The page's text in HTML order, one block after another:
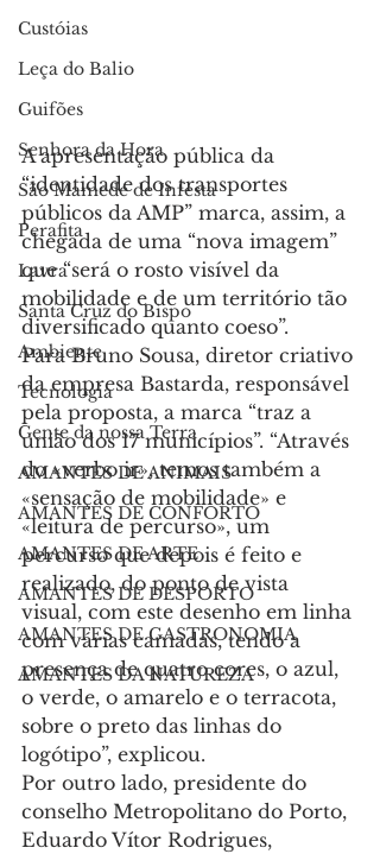
Custóias
Leça do Balio
Guifões
Senhora da Hora
São Mamede de Infesta
Perafita
Lavra
Santa Cruz do Bispo
Ambiente
Tecnologia
Gente da nossa Terra
AMANTES DE ANIMAIS
AMANTES DE CONFORTO
AMANTES DE ARTE
AMANTES DE DESPORTO
AMANTES DE GASTRONOMIA
AMANTES DA NATUREZA
A apresentação pública da
“identidade dos transportes
públicos da AMP” marca, assim, a
chegada de uma “nova imagem”
que “será o rosto visível da
mobilidade e de um território tão
diversificado quanto coeso”.
Para Bruno Sousa, diretor criativo
da empresa Bastarda, responsável
pela proposta, a marca “traz a
união dos 17 municípios”. “Através
do «verbo ir», temos também a
«sensação de mobilidade» e
«leitura de percurso», um
percurso que depois é feito e
realizado, do ponto de vista
visual, com este desenho em linha
com várias camadas, tendo a
presença de quatro cores, o azul,
o verde, o amarelo e o terracota,
sobre o preto das linhas do
logótipo”, explicou.
Por outro lado, presidente do
conselho Metropolitano do Porto,
Eduardo Vítor Rodrigues,